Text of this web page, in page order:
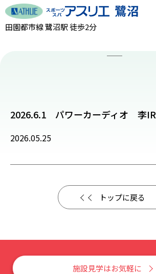
田園都市線 鷺沼駅 徒歩2分
2026.6.1 パワーカーディオ 李IR
2026.05.25
トップに戻る
施設見学はお気軽に